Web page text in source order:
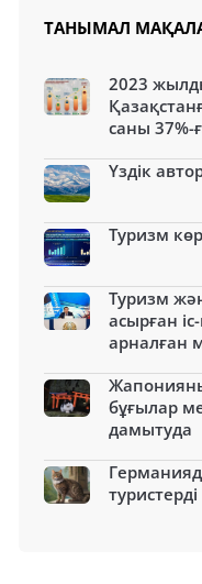
ТАНЫМАЛ
2023
саны 37%-
Үздік
Туризм
Туризм
асырған
арналған
бұғылар
дамытуда